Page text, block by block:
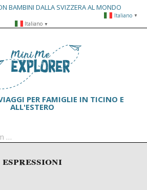
BAMBINI DALLA SVIZZERA AL MONDO
Italiano ▼
PER FAMIGLIE IN TICINO E
ALL'ESTERO
espressioni
Italiano ▼